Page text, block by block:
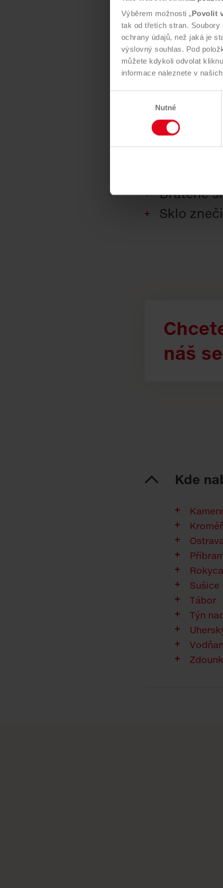
Výběrem možnosti „Povolit
tak od třetích stran.
ochrany údajů, než jaká je
výslovný souhlas. Pod
můžete kdykoli odvolat
informace naleznete v našich
Nutné
Úspora
Do skla
Autosklo
Porcelán
Drátěné
Sklo
náš
Kde
Sušice
Tábor
Týn